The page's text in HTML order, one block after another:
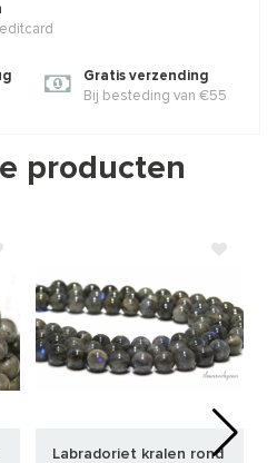
Gratis verzending
Bij besteding van €55
producten
Labradoriet kralen rond